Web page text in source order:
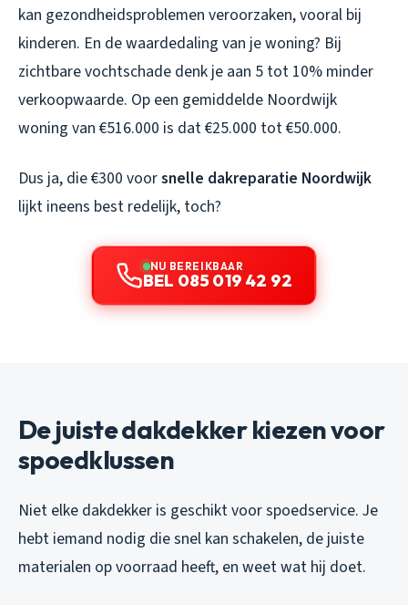
kan gezondheidsproblemen veroorzaken, vooral bij
kinderen. En de waardedaling van je woning? Bij
zichtbare vochtschade denk je aan 5 tot 10% minder
verkoopwaarde. Op een gemiddelde Noordwijk
woning van €516.000 is dat €25.000 tot €50.000.
Dus ja, die €300 voorsnelle dakreparatie Noordwijk
lijkt ineens best redelijk, toch?
NU BEREIKBAAR
BEL 085 019 42 92
De juiste dakdekker kiezen voor
spoedklussen
Niet elke dakdekker is geschikt voor spoedservice. Je
hebt iemand nodig die snel kan schakelen, de juiste
materialen op voorraad heeft, en weet wat hij doet.